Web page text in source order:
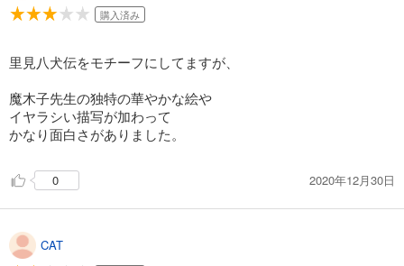
購入済み
里見八犬伝をモチーフにしてますが、
魔木子先生の独特の華やかな絵や
イヤラシい描写が加わって
かなり面白さがありました。
0 2020年12月30日
CAT